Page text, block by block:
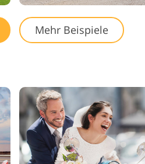
Mehr Beispiele